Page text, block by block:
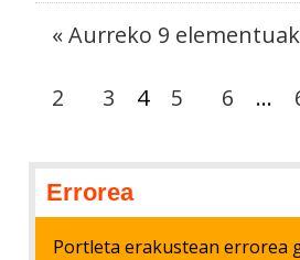
« Aurreko 9 elementuak
2 3 4 5 6 ...
Errorea
Portleta erakustean errorea